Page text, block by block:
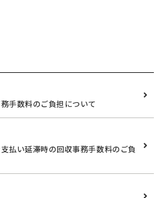
手数料のご負担について
払い延滞時の回収事務手数料のご負